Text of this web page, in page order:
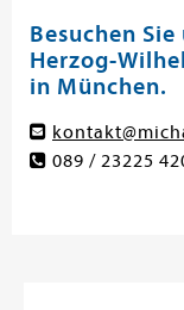
Besuchen
Herzog-
in München.
089 / 23225